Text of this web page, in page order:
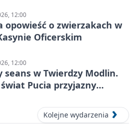
12:00
opowieść o zwierzakach w
Oficerskim
12:00
seans w Twierdzy Modlin.
Pucia przyjazny
Kolejne wydarzenia